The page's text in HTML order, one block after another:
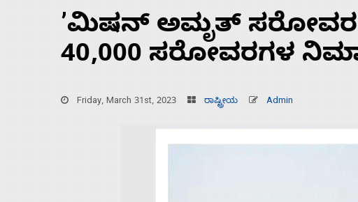
ʼಮಿಷನ್ ಅಮೃತ್
40,000 ಸರೋವರಗಳ
Friday, March 31st, 2023 ರಾಷ್ಟ್ರೀಯ Admin